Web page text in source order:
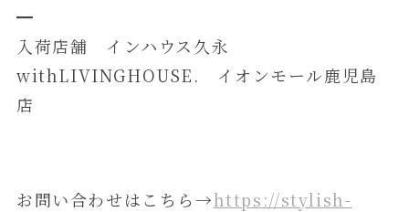
━
入荷店舗 インハウス久永
withLIVINGHOUSE. イオンモール鹿児島
店
お問い合わせはこちら→https://stylish-